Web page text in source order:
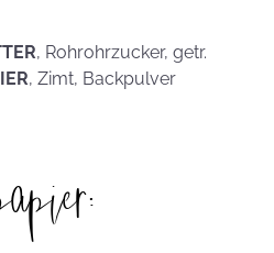
, Rohrohrzucker, getr.
, Zimt, Backpulver